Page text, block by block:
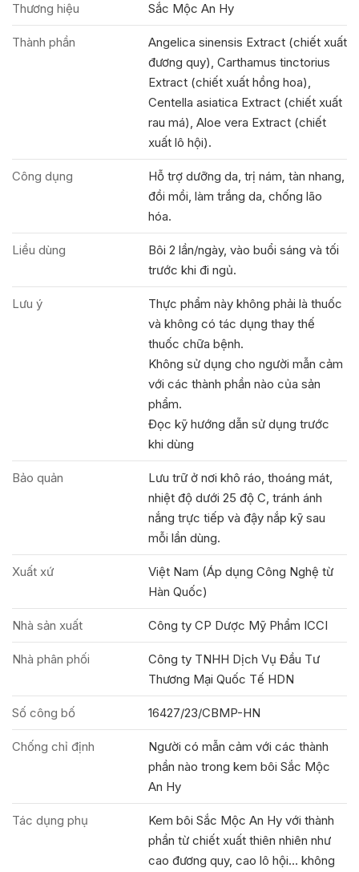
Thương hiệu Sắc Mộc An Hy
Thành phần
Angelica sinensis Extract (chiết xuất
đương quy), Carthamus tinctorius
Extract (chiết xuất hồng hoa),
Centella asiatica Extract (chiết xuất
rau má), Aloe vera Extract (chiết
xuất lô hội).
Công dụng
Hỗ trợ dưỡng da, trị nám, tàn nhang,
đồi mồi, làm trắng da, chống lão
hóa.
Liều dùng
Bôi 2 lần/ngày, vào buổi sáng và tối
trước khi đi ngủ.
Lưu ý
Thực phẩm này không phải là thuốc
và không có tác dụng thay thế
thuốc chữa bệnh.
Không sử dụng cho người mẫn cảm
với các thành phần nào của sản
phẩm.
Đọc kỹ hướng dẫn sử dụng trước
khi dùng
Bảo quản
Lưu trữ ở nơi khô ráo, thoáng mát,
nhiệt độ dưới 25 độ C, tránh ánh
nắng trực tiếp và đậy nắp kỹ sau
mỗi lần dùng.
Xuất xứ
Việt Nam (Áp dụng Công Nghệ từ
Hàn Quốc)
Nhà sản xuất Công ty CP Dược Mỹ Phẩm ICCI
Nhà phân phối
Công ty TNHH Dịch Vụ Đầu Tư
Thương Mại Quốc Tế HDN
Số công bố 16427/23/CBMP-HN
Chống chỉ định
Người có mẫn cảm với các thành
phần nào trong kem bôi Sắc Mộc
An Hy
Tác dụng phụ
Kem bôi Sắc Mộc An Hy với thành
phần từ chiết xuất thiên nhiên như
cao đương quy, cao lô hội… không